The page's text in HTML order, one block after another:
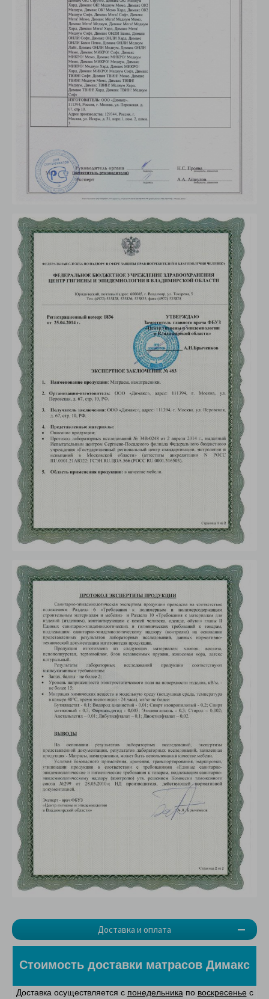
Доставка и оплата
Стоимость доставки матрасов Димакс
Доставка осуществляется с понедельникапо воскресенье с